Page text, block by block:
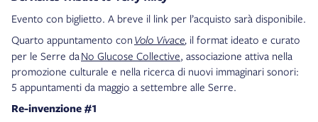
Evento con biglietto. A breve il link per l’acquisto sarà disponibile.
Quarto appuntamento con Volo Vivace, il format ideato e curato
per le Serre daNo Glucose Collective, associazione attiva nella
promozione culturale e nella ricerca di nuovi immaginari sonori:
5 appuntamenti da maggio a settembre alle Serre.
Re-invenzione #1